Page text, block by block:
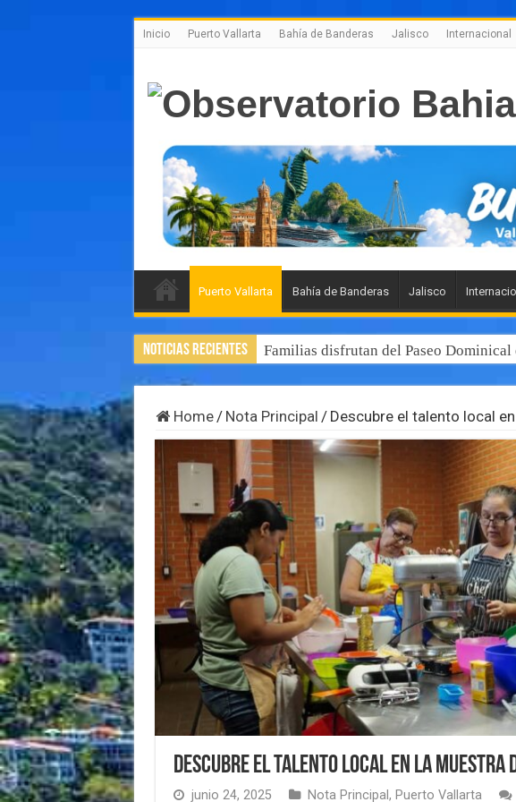
Inicio Puerto Vallarta Bahía de Banderas Jalisco Internacional
Puerto Vallarta Bahía de Banderas Jalisco
Noticias Recientes Familias disfrutan del Paseo
Home / Nota Principal / Descubre el talento local
Descubre el talento local en la muestra
junio 24, 2025 Nota Principal , Puerto Vallarta